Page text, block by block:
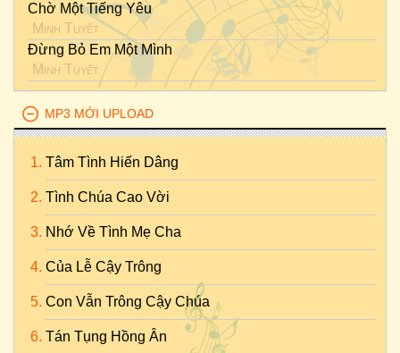
Chờ Một Tiếng Yêu
Minh Tuyết
Đừng Bỏ Em Một Mình
Minh Tuyết
MP3 MỚI UPLOAD
Tâm Tình Hiến Dâng
Tình Chúa Cao Vời
Nhớ Về Tình Mẹ Cha
Của Lễ Cậy Trông
Con Vẫn Trông Cậy Chúa
Tán Tụng Hồng Ân